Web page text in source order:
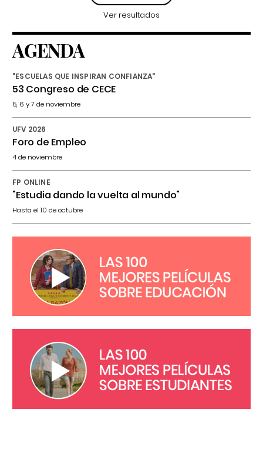
Ver resultados
AGENDA
"ESCUELAS QUE INSPIRAN CONFIANZA"
53 Congreso de CECE
5, 6 y 7 de noviembre
UFV 2026
Foro de Empleo
4 de noviembre
FP ONLINE
"Estudia dando la vuelta al mundo"
Hasta el 10 de octubre